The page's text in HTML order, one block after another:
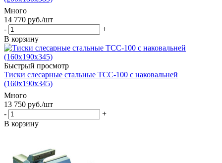
Много
14 770 руб./шт
-
+
В корзину
Быстрый просмотр
Тиски слесарные стальные TCС-100 с наковальней
(160x190x345)
Много
13 750 руб./шт
-
+
В корзину